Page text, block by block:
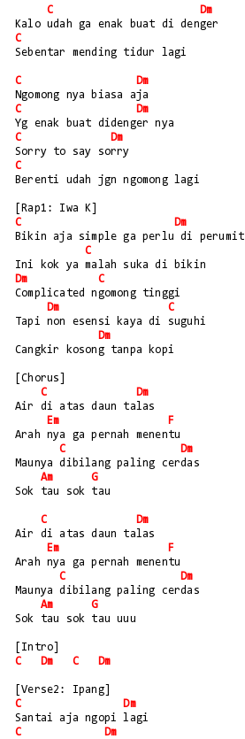
C
Dm
Kalo udah ga enak buat di denger
C
Sebentar mending tidur lagi
C
Dm
Ngomong nya biasa aja
C
Dm
Yg enak buat didenger nya
C
Dm
Sorry to say sorry
C
Berenti udah jgn ngomong lagi
[Rap1: Iwa K]
C
Dm
Bikin aja simple ga perlu di perumit
C
Ini kok ya malah suka di bikin
Dm
C
Complicated ngomong tinggi
Dm
C
Tapi non esensi kaya di suguhi
Dm
Cangkir kosong tanpa kopi
[Chorus]
C
Dm
Air di atas daun talas
Em
F
Arah nya ga pernah menentu
C
Dm
Maunya dibilang paling cerdas
Am
G
Sok tau sok tau
C
Dm
Air di atas daun talas
Em
F
Arah nya ga pernah menentu
C
Dm
Maunya dibilang paling cerdas
Am
G
Sok tau sok tau uuu
[Intro]
C
Dm C Dm
[Verse2: Ipang]
C
Dm
Santai aja ngopi lagi
C
Dm